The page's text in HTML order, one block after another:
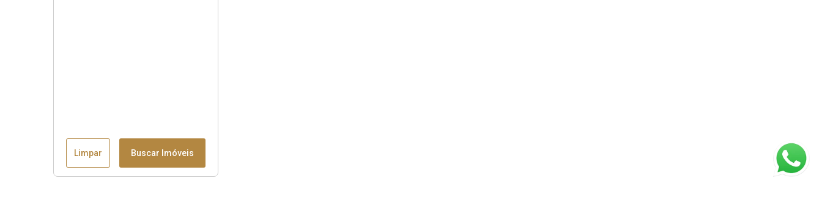
Limpar Buscar Imóveis